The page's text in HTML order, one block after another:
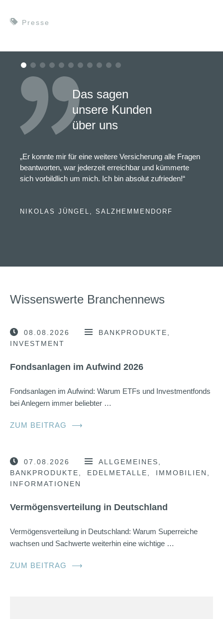
Presse
Das sagen
unsere Kunden
über uns
„Er konnte mir für eine weitere Versicherung alle Fragen
beantworten, war jederzeit erreichbar und kümmerte
sich vorbildlich um mich. Ich bin absolut zufrieden!“
NIKOLAS JÜNGEL, SALZHEMMENDORF
Wissenswerte Branchennews
08.08.2026
BANKPRODUKTE
INVESTMENT
Fondsanlagen im Aufwind 2026
Fondsanlagen im Aufwind: Warum ETFs und Investmentfonds
bei Anlegern immer beliebter …
ZUM BEITRAG ⟶
07.08.2026
ALLGEMEINES
BANKPRODUKTE
EDELMETALLE
IMMOBILIEN
INFORMATIONEN
Vermögensverteilung in Deutschland
Vermögensverteilung in Deutschland: Warum Superreiche
wachsen und Sachwerte weiterhin eine wichtige …
ZUM BEITRAG ⟶